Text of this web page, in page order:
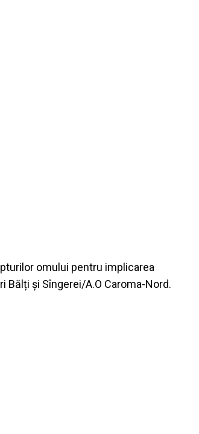
omului pentru implicarea
și Sîngerei/A.O Caroma-Nord.